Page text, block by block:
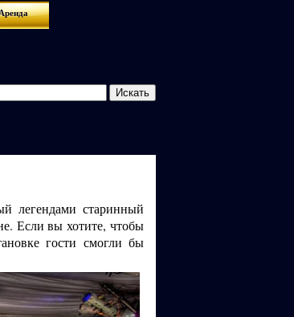
легендами старинный
Если вы хотите, чтобы
гости смогли бы